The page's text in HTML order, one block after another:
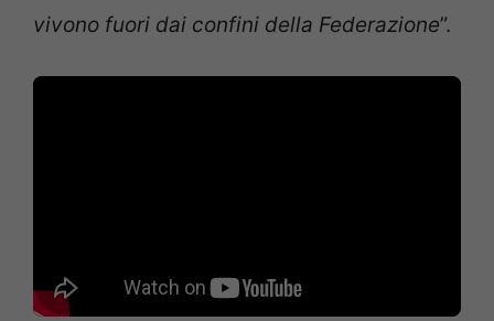
vivono fuori dai confini della Federazione”.